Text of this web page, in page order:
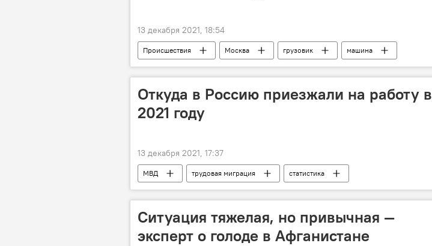
13 декабря 2021, 18:54
Происшествия Москва грузовик машина
Откуда в Россию приезжали на работу в
2021 году
13 декабря 2021, 17:37
МВД трудовая миграция статистика
Ситуация тяжелая, но привычная —
эксперт о голоде в Афганистане